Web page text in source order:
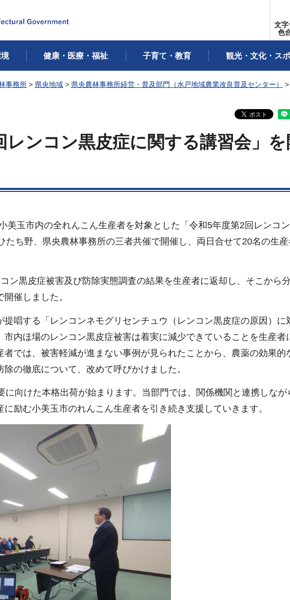
文字
色
健康・医療・福祉 子育て・教育 観光・文化・ス
事務所 > 県央地域 > 県央農林事務所経営・普及部門（水戸地域農業改良普及センター） >
レンコン黒皮症に関する講習会」
美玉市内の全れんこん生産者を対象とした「令和5年度第2回レンコ
たち野、県央農林事務所の三者共催で開催し、両日合せて20名の生産
ン黒皮症被害及び防除実態調査の結果を生産者に返却し、そこから
催しました。
唱する「レンコンネモグリセンチュウ（レンコン黒皮症の原因）に
内ほ場のレンコン黒皮症被害は着実に減少できていることを生産者
者では、被害軽減が進まない事例が見られたことから、農薬の効果的
の徹底について、改めて呼びかけました。
に向けた本格出荷が始まります。当部門では、関係機関と連携しなが
励む小美玉市のれんこん生産者を引き続き支援していきます。